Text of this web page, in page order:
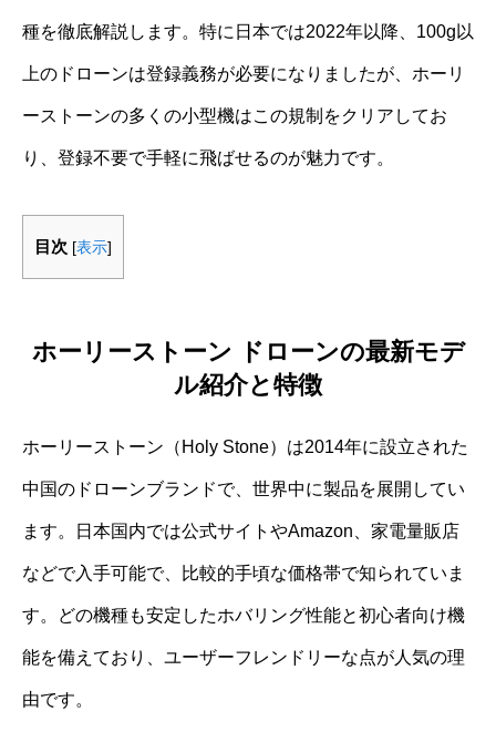
種を徹底解説します。特に日本では2022年以降、100g以
上のドローンは登録義務が必要になりましたが、ホーリ
ーストーンの多くの小型機はこの規制をクリアしてお
り、登録不要で手軽に飛ばせるのが魅力です。
目次 [表示]
ホーリーストーン ドローンの最新モデ
ル紹介と特徴
ホーリーストーン（Holy Stone）は2014年に設立された
中国のドローンブランドで、世界中に製品を展開してい
ます。日本国内では公式サイトやAmazon、家電量販店
などで入手可能で、比較的手頃な価格帯で知られていま
す。どの機種も安定したホバリング性能と初心者向け機
能を備えており、ユーザーフレンドリーな点が人気の理
由です。